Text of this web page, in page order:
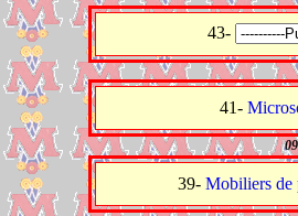
43-
41-
39- Mobiliers de